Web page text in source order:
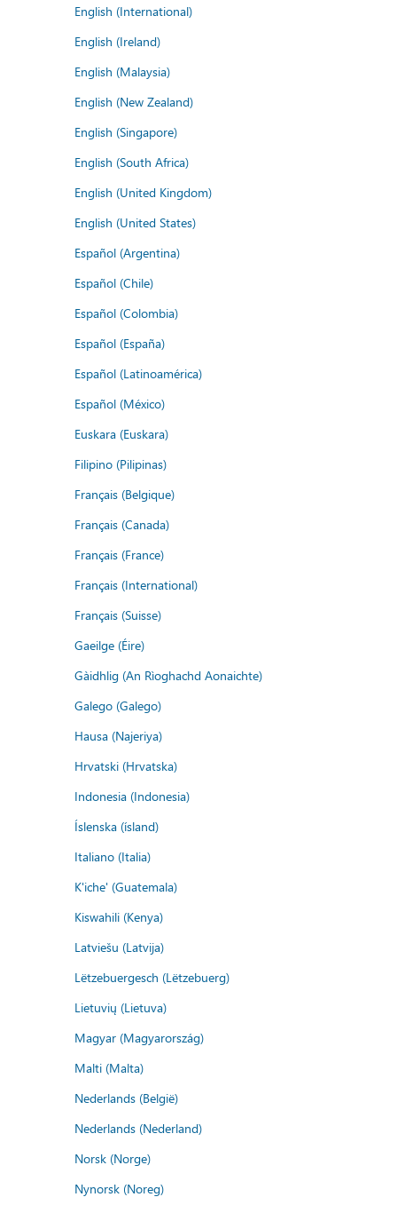
English (International)
English (Ireland)
English (Malaysia)
English (New Zealand)
English (Singapore)
English (South Africa)
English (United Kingdom)
English (United States)
Español (Argentina)
Español (Chile)
Español (Colombia)
Español (España)
Español (Latinoamérica)
Español (México)
Euskara (Euskara)
Filipino (Pilipinas)
Français (Belgique)
Français (Canada)
Français (France)
Français (International)
Français (Suisse)
Gaeilge (Éire)
Gàidhlig (An Rìoghachd Aonaichte)
Galego (Galego)
Hausa (Najeriya)
Hrvatski (Hrvatska)
Indonesia (Indonesia)
Íslenska (ísland)
Italiano (Italia)
K'iche' (Guatemala)
Kiswahili (Kenya)
Latviešu (Latvija)
Lëtzebuergesch (Lëtzebuerg)
Lietuvių (Lietuva)
Magyar (Magyarország)
Malti (Malta)
Nederlands (België)
Nederlands (Nederland)
Norsk (Norge)
Nynorsk (Noreg)